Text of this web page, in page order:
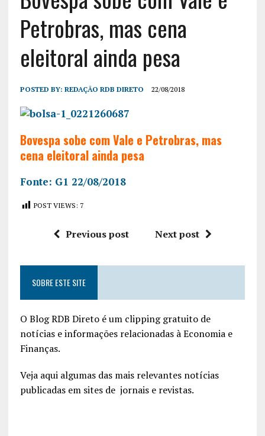
Petrobras, mas cena
eleitoral ainda pesa
POSTED BY: REDAÇÃO RDB DIRETO 22/08/2018
Bovespa sobe com Vale e Petrobras, mas
cena eleitoral ainda pesa
Fonte: G1 22/08/2018
POST VIEWS: 7
Previous post Next post
SOBRE ESTE SITE
O Blog RDB Direto é um clipping gratuito de
notícias e informações relacionadas à Economia e
Finanças.
Veja aqui algumas das mais relevantes notícias
publicadas em sites de jornais e revistas.